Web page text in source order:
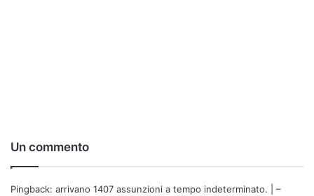
Un commento
Pingback: arrivano 1407 assunzioni a tempo indeterminato. | –